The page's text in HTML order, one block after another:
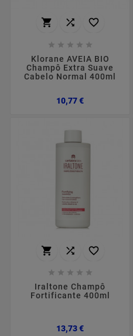
  
    
Klorane AVEIA BIO
Champô Extra Suave
Cabelo Normal 400ml
10,77 €Preço
  
    
Iraltone Champô
Fortificante 400ml
13,73 €Preço